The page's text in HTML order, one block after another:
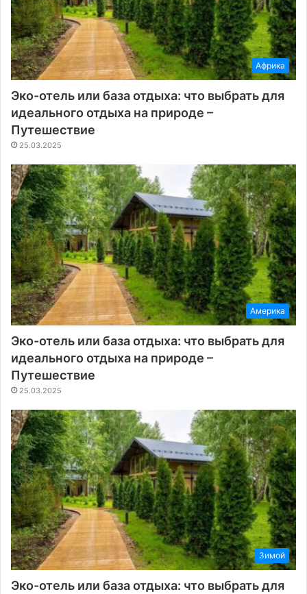
Африка
Эко-отель или база отдыха: что выбрать для
идеального отдыха на природе –
Путешествие
25.03.2025
Америка
Эко-отель или база отдыха: что выбрать для
идеального отдыха на природе –
Путешествие
25.03.2025
Зимой
Эко-отель или база отдыха: что выбрать для